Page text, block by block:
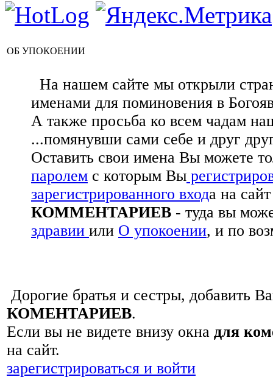
ОБ УПОКОЕНИИ
На нашем сайте мы открыли
именами для поминовения в
А также просьба ко всем чадам
...помянувши сами себе и друг
Оставить свои имена Вы можете
паролем с которым Вы
зарегистрированного входа на
КОММЕНТАРИЕВ - туда вы
здравии или О упокоении, и по
Дорогие братья и сестры, добавить
КОМЕНТАРИЕВ.
Если вы не видете внизу окна для
на сайт.
зарегистрироваться и войти